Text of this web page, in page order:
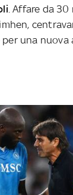
. Affare da
una nuova